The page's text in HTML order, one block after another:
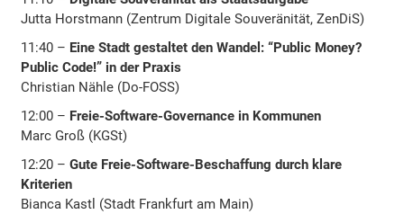
Jutta Horstmann (Zentrum Digitale Souveränität, ZenDiS)
11:40 – Eine Stadt gestaltet den Wandel: “Public Money?
Public Code!” in der Praxis
Christian Nähle (Do-FOSS)
12:00 – Freie-Software-Governance in Kommunen
Marc Groß (KGSt)
12:20 –Gute Freie-Software-Beschaffung durch klare
Kriterien
Bianca Kastl (Stadt Frankfurt am Main)